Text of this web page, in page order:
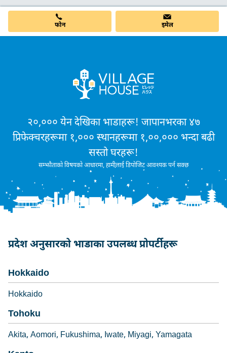
फोन इमेल
२०,००० येन देखिका भाडाहरू! जापानभरका ४७
प्रिफेक्चरहरूमा १,००० स्थानहरूमा १,००,००० भन्दा बढी
सस्तो घरहरू!
सम्झौताको विषयको आधारमा, हामीलाई डिपोजिट आवश्यक पर्न सक्छ
प्रदेश अनुसारको भाडाका उपलब्ध प्रोपर्टीहरू
Hokkaido
Hokkaido
Tohoku
Akita Aomori Fukushima Iwate Miyagi Yamagata